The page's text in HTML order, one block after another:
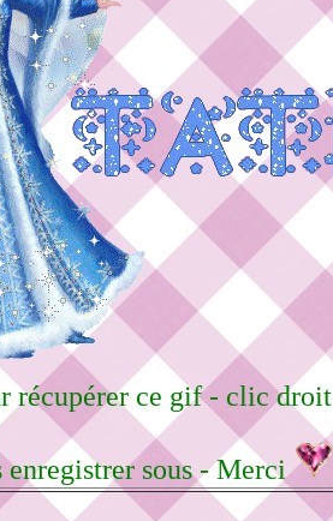
récupérer ce gif - clic droit
enregistrer sous - Merci